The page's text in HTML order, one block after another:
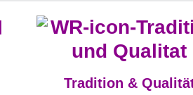
Tradition &